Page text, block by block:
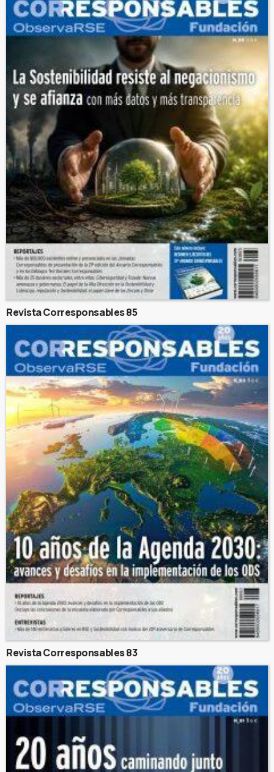
Revista Corresponsables 85
Revista Corresponsables 83